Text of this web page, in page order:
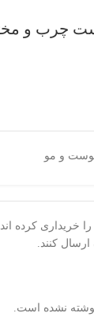
چرب و
و مو
نشده است.
خریداری کرده
ارسال کنند.